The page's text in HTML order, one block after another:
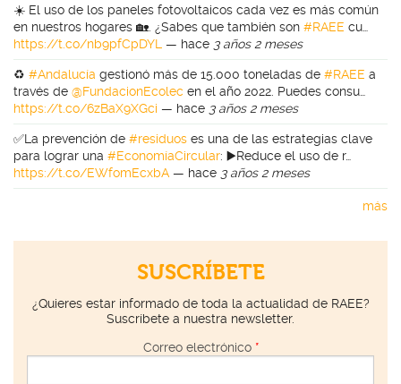
☀️ El uso de los paneles fotovoltaicos cada vez es más común
en nuestros hogares 🏡. ¿Sabes que también son #RAEE cu…
https://t.co/nb9pfCpDYL
— hace 3 años 2 meses
♻️ #Andalucía gestionó más de 15.000 toneladas de #RAEE a
través de @FundacionEcolec en el año 2022. Puedes consu…
https://t.co/6zBaX9XGci — hace 3 años 2 meses
✅La prevención de #residuos es una de las estrategias clave
para lograr una #EconomíaCircular: ▶️Reduce el uso de r…
https://t.co/EWfomEcxbA — hace 3 años 2 meses
más
SUSCRÍBETE
¿Quieres estar informado de toda la actualidad de RAEE?
Suscríbete a nuestra newsletter.
Correo electrónico *